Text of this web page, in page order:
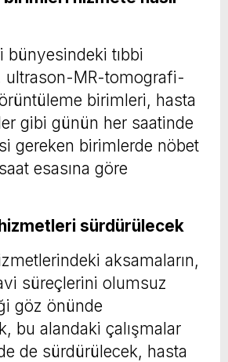
bünyesindeki tıbbi
ultrason-MR-tomografi-
birimleri, hasta
gibi günün her saatinde
gereken birimlerde nöbet
esasına göre
sürdürülecek
aksamaların,
süreçlerini olumsuz
göz önünde
bu alandaki çalışmalar
de sürdürülecek, hasta